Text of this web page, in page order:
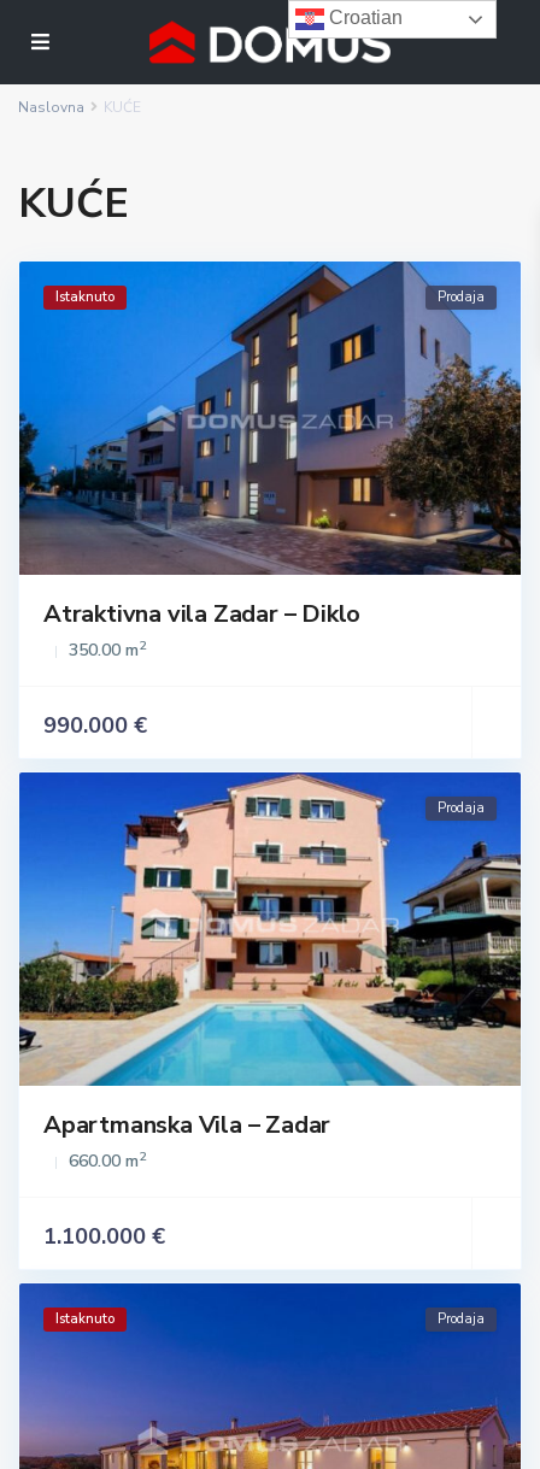
Naslovna KUĆE
KUĆE
Istaknuto Prodaja
Atraktivna vila Zadar – Diklo
350.00 m2
990.000 €
Prodaja
Apartmanska Vila – Zadar
660.00 m2
1.100.000 €
Istaknuto Prodaja
Croatian